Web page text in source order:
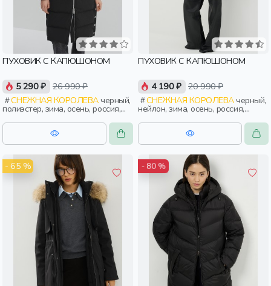
ПУХОВИК С КАПЮШОНОМ
5 290 ₽ 26 990 ₽
СНЕЖНАЯ КОРОЛЕВАчерный,
полиэстер, зима, осень, россия,
женщины, взрослые
ПУХОВИК С КАПЮШОНОМ
4 190 ₽ 20 990 ₽
СНЕЖНАЯ КОРОЛЕВАчерный,
нейлон, зима, осень, россия,
удлиненные, капюшон, застежка,
утепленные, кнопки, разрез,
воротник, воротник-стойка,
женщины, взрослые
- 65 %
- 80 %